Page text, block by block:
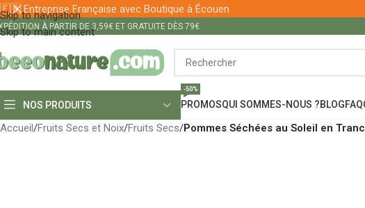
Skip to navigation
Skip to main content
🇫🇷 Entreprise Française avec Boutique à Écouen
À PARTIR DE 3,59€ ET GRATUITE DÈS 79€
NOS PRODUITS PROMOS
-50%
QUI SOMMES-NOUS ?BLOGFAQ
Accueil/Fruits Secs et Noix/Fruits Secs/Pommes Séchées au Soleil en